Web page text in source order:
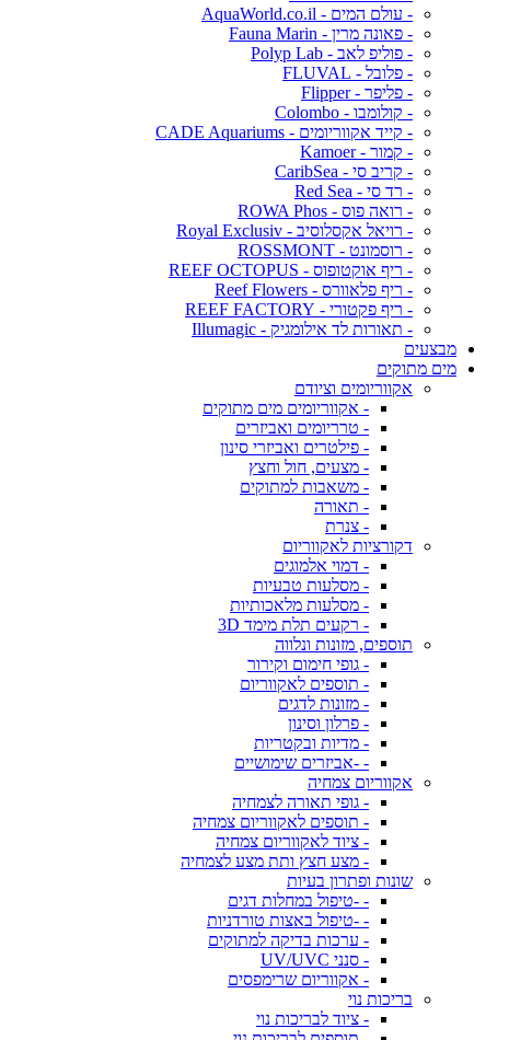
- עולם המים - AquaWorld.co.il
- פאונה מרין - Fauna Marin
- פוליפ לאב - Polyp Lab
- פלובל - FLUVAL
- פליפר - Flipper
- קולומבו - Colombo
- קייד אקווריומים - CADE Aquariums
- קמור - Kamoer
- קריב סי - CaribSea
- רד סי - Red Sea
- רואה פוס - ROWA Phos
- רויאל אקסלוסיב - Royal Exclusiv
- רוסמונט - ROSSMONT
- ריף אוקטופוס - REEF OCTOPUS
- ריף פלאוורס - Reef Flowers
- ריף פקטורי - REEF FACTORY
- תאורות לד אילומגיק - Illumagic
מבצעים
מים מתוקים
אקווריומים וציודם
- אקווריומים מים מתוקים
- טרריומים ואביזרים
- פילטרים ואביזרי סינון
- מצעים, חול וחצץ
- משאבות למתוקים
- תאורה
- צנרת
דקורציות לאקווריום
- דמוי אלמוגים
- מסלעות טבעיות
- מסלעות מלאכותיות
- רקעים תלת מימד 3D
תוספים, מזונות ונלווה
- גופי חימום וקירור
- תוספים לאקווריום
- מזונות לדגים
- פרלון וסינון
- מדיות ובקטריות
- -אביזרים שימושיים
אקווריום צמחיה
- גופי תאורה לצמחיה
- תוספים לאקווריום צמחיה
- ציוד לאקווריום צמחיה
- מצע חצץ ותת מצע לצמחיה
שונות ופתרון בעיות
- -טיפול במחלות דגים
- -טיפול באצות טורדניות
- ערכות בדיקה למתוקים
- סנני UV/UVC
- אקווריום שרימפסים
בריכות נוי
- ציוד לבריכות נוי